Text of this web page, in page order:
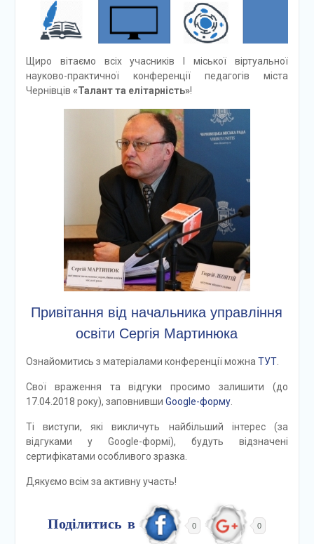
Щиро вітаємо всіх учасників І міської віртуальної
науково-практичної конференції педагогів міста
Чернівців «Талант та елітарність»!
Привітання від начальника управління
освіти Сергія Мартинюка
Ознайомитись з матеріалами конференції можна ТУТ.
Свої враження та відгуки просимо залишити (до
17.04.2018 року), заповнивши Google-форму.
Ті виступи, які викличуть найбільший інтерес (за
відгуками у Google-формі), будуть відзначені
сертифікатами особливого зразка.
Дякуємо всім за активну участь!
Поділитись в 0 0